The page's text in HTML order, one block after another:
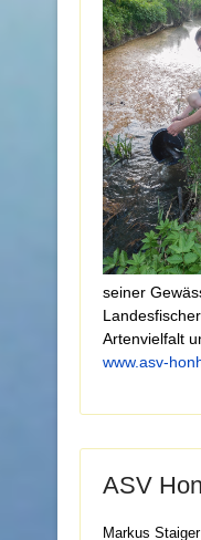
seiner
Artenvielfalt
www.asv-
ASV
Markus Staiger